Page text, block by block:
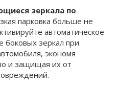
зеркала по
парковка больше не
автоматическое
боковых зеркал при
экономя
и защищая их от